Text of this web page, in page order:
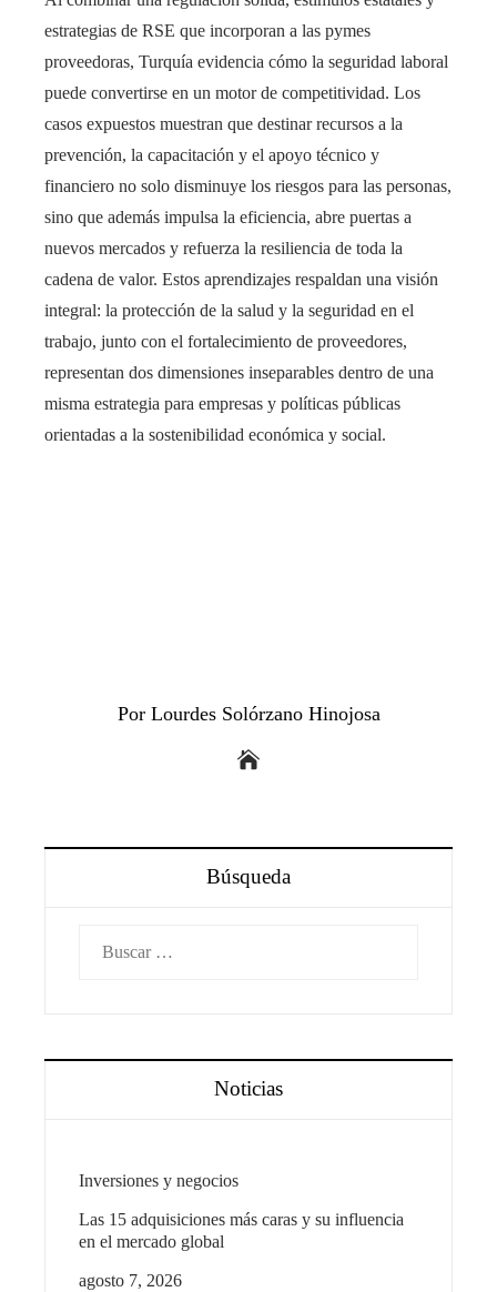
estrategias de RSE que incorporan a las pymes
proveedoras, Turquía evidencia cómo la seguridad laboral
puede convertirse en un motor de competitividad. Los
casos expuestos muestran que destinar recursos a la
prevención, la capacitación y el apoyo técnico y
financiero no solo disminuye los riesgos para las personas,
sino que además impulsa la eficiencia, abre puertas a
nuevos mercados y refuerza la resiliencia de toda la
cadena de valor. Estos aprendizajes respaldan una visión
integral: la protección de la salud y la seguridad en el
trabajo, junto con el fortalecimiento de proveedores,
representan dos dimensiones inseparables dentro de una
misma estrategia para empresas y políticas públicas
orientadas a la sostenibilidad económica y social.
Por Lourdes Solórzano Hinojosa
Búsqueda
Noticias
Inversiones y negocios
Las 15 adquisiciones más caras y su influencia
en el mercado global
agosto 7, 2026